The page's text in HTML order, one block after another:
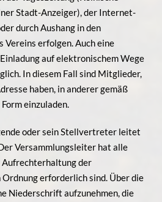
Stadt-Anzeiger), der Internet-
durch Aushang in den
Vereins erfolgen. Auch eine
auf elektronischem Wege
In diesem Fall sind Mitglieder,
haben, in anderer gemäß
einzuladen.
oder sein Stellvertreter leitet
Versammlungsleiter hat alle
Aufrechterhaltung der
erforderlich sind. Über die
Niederschrift aufzunehmen, die